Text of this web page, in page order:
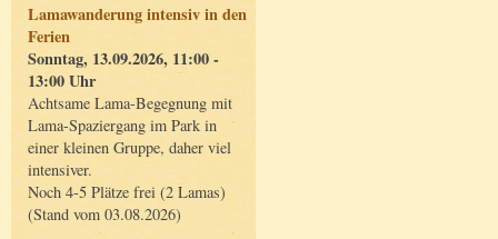
Lamawanderung intensiv in den
Ferien
Sonntag, 13.09.2026, 11:00 -
13:00 Uhr
Achtsame Lama-Begegnung mit
Lama-Spaziergang im Park in
einer kleinen Gruppe, daher viel
intensiver.
Noch 4-5 Plätze frei (2 Lamas)
(Stand vom 03.08.2026)